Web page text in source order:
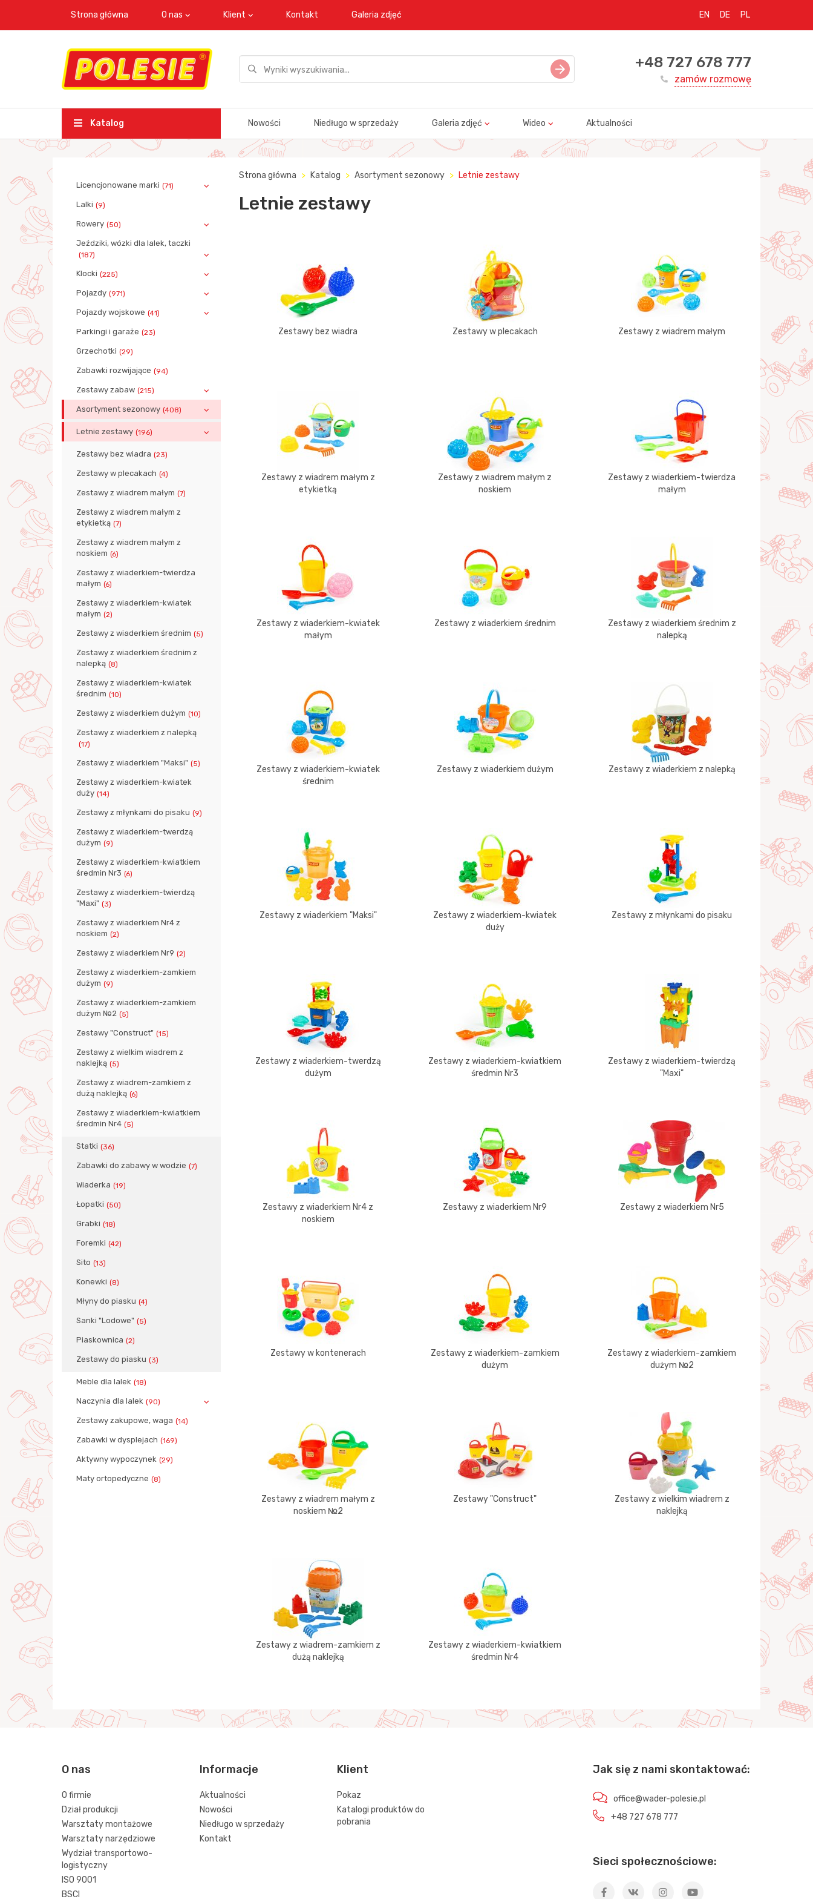
Strona główna O nas Klient Kontakt Galeria zdjęć EN DE PL
+48 727 678 777
zamów rozmowę
Katalog Nowości Niedługo w sprzedaży Galeria zdjęć Wideo Aktualności
Licencjonowane marki (71)
Lalki (9)
Rowery (50)
Jeździki, wózki dla lalek, taczki
(187)
Klocki (225)
Pojazdy (971)
Pojazdy wojskowe (41)
Parkingi i garaże (23)
Grzechotki (29)
Zabawki rozwijające (94)
Zestawy zabaw (215)
Asortyment sezonowy (408)
Letnie zestawy (196)
Zestawy bez wiadra (23)
Zestawy w plecakach (4)
Zestawy z wiadrem małym (7)
Zestawy z wiadrem małym z
etykietką (7)
Zestawy z wiadrem małym z
noskiem (6)
Zestawy z wiaderkiem-twierdza
małym (6)
Zestawy z wiaderkiem-kwiatek
małym (2)
Zestawy z wiaderkiem średnim (5)
Zestawy z wiaderkiem średnim z
nalepką (8)
Zestawy z wiaderkiem-kwiatek
średnim (10)
Zestawy z wiaderkiem dużym (10)
Zestawy z wiaderkiem z nalepką
(17)
Zestawy z wiaderkiem "Maksi" (5)
Zestawy z wiaderkiem-kwiatek
duży (14)
Zestawy z młynkami do pisaku (9)
Zestawy z wiaderkiem-twerdzą
dużym (9)
Zestawy z wiaderkiem-kwiatkiem
średmin Nr3 (6)
Zestawy z wiaderkiem-twierdzą
"Maxi" (3)
Zestawy z wiaderkiem Nr4 z
noskiem (2)
Zestawy z wiaderkiem Nr9 (2)
Zestawy z wiaderkiem-zamkiem
dużym (9)
Zestawy z wiaderkiem-zamkiem
dużym №2 (5)
Zestawy "Construct" (15)
Zestawy z wielkim wiadrem z
naklejką (5)
Zestawy z wiadrem-zamkiem z
dużą naklejką (6)
Zestawy z wiaderkiem-kwiatkiem
średmin Nr4 (5)
Statki (36)
Zabawki do zabawy w wodzie (7)
Wiaderka (19)
Łopatki (50)
Grabki (18)
Foremki (42)
Sito (13)
Konewki (8)
Młyny do piasku (4)
Sanki "Lodowe" (5)
Piaskownica (2)
Zestawy do piasku (3)
Meble dla lalek (18)
Naczynia dla lalek (90)
Zestawy zakupowe, waga (14)
Zabawki w dysplejach (169)
Aktywny wypoczynek (29)
Maty ortopedyczne (8)
Strona główna Katalog Asortyment sezonowy Letnie zestawy
Letnie zestawy
Zestawy bez wiadra Zestawy w plecakach Zestawy z wiadrem małym
Zestawy z wiadrem małym z
etykietką
Zestawy z wiadrem małym z
noskiem
Zestawy z wiaderkiem-twierdza
małym
Zestawy z wiaderkiem-kwiatek
małym
Zestawy z wiaderkiem średnim
Zestawy z wiaderkiem średnim z
nalepką
Zestawy z wiaderkiem-kwiatek
średnim
Zestawy z wiaderkiem dużym Zestawy z wiaderkiem z nalepką
Zestawy z wiaderkiem "Maksi"
Zestawy z wiaderkiem-kwiatek
duży
Zestawy z młynkami do pisaku
Zestawy z wiaderkiem-twerdzą
dużym
Zestawy z wiaderkiem-kwiatkiem
średmin Nr3
Zestawy z wiaderkiem-twierdzą
"Maxi"
Zestawy z wiaderkiem Nr4 z
noskiem
Zestawy z wiaderkiem Nr9 Zestawy z wiaderkiem Nr5
Zestawy w kontenerach
Zestawy z wiaderkiem-zamkiem
dużym
Zestawy z wiaderkiem-zamkiem
dużym №2
Zestawy z wiadrem małym z
noskiem №2
Zestawy "Construct"
Zestawy z wielkim wiadrem z
naklejką
Zestawy z wiadrem-zamkiem z
dużą naklejką
Zestawy z wiaderkiem-kwiatkiem
średmin Nr4
O nas
O firmie
Dział produkcji
Warsztaty montażowe
Warsztaty narzędziowe
Wydział transportowo-
logistyczny
ISO 9001
BSCI
Informacje
Aktualności
Nowości
Niedługo w sprzedaży
Kontakt
Klient
Pokaz
Katalogi produktów do
pobrania
Jak się z nami skontaktować:
office@wader-polesie.pl
+48 727 678 777
Sieci społecznościowe: